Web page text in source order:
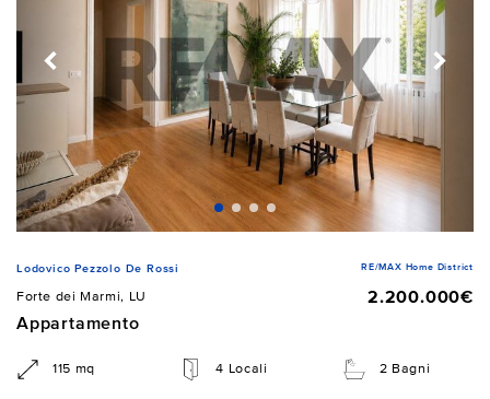
Lodovico Pezzolo De Rossi RE/MAX Home District
Forte dei Marmi, LU
2.200.000€
Appartamento
115 mq 4 Locali 2 Bagni